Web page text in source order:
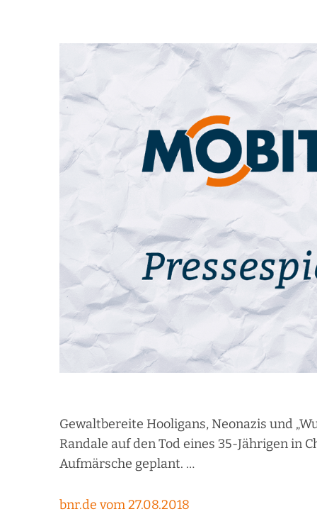
Gewaltbereite Hooligans, Neonazis und
Randale auf den Tod eines 35-Jährigen in
Aufmärsche geplant. …
bnr.de vom 27.08.2018